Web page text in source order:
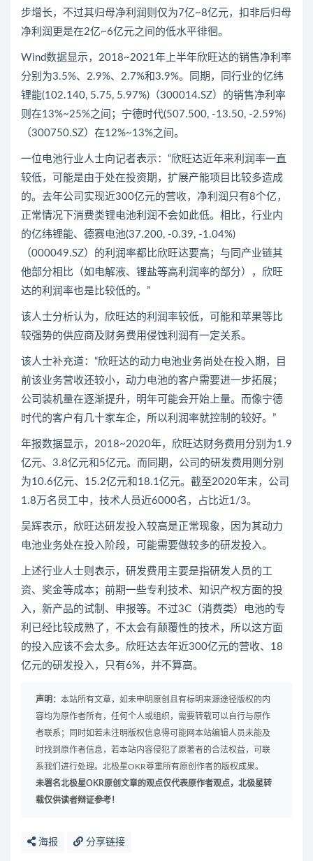
步增长，不过其归母净利润则仅为7亿~8亿元，扣非后归母
净利润更是在2亿~6亿元之间的低水平徘徊。
Wind数据显示，2018~2021年上半年欣旺达的销售净利率
分别为3.5%、2.9%、2.7%和3.9%。同期，同行业的亿纬
锂能(102.140, 5.75, 5.97%)（300014.SZ）的销售净利率
则在13%~25%之间；宁德时代(507.500, -13.50, -2.59%)
（300750.SZ）在12%~13%之间。
一位电池行业人士向记者表示：“欣旺达近年来利润率一直
较低，可能是由于处在投资期，扩展产能项目比较多造成
的。去年公司实现近300亿元的营收，净利润只有8个亿，
正常情况下消费类锂电池利润不会如此低。相比，行业内
的亿纬锂能、德赛电池(37.200, -0.39, -1.04%)
（000049.SZ）的利润率都比欣旺达要高；与同产业链其
他部分相比（如电解液、锂盐等高利润率的部分），欣旺
达的利润率也是比较低的。”
该人士分析认为，欣旺达的利润率较低，可能和苹果等比
较强势的供应商及财务费用侵蚀利润有一定关系。
该人士补充道：“欣旺达的动力电池业务尚处在投入期，目
前该业务营收还较小，动力电池的客户需要进一步拓展；
公司装机量在逐渐提升，明年可能会开始上量。而像宁德
时代的客户有几十家车企，所以利润率就控制的较好。”
年报数据显示，2018~2020年，欣旺达财务费用分别为1.9
亿元、3.8亿元和5亿元。而同期，公司的研发费用则分别
为10.6亿元、15.2亿元和18.1亿元。截至2020年末，公司
1.8万名员工中，技术人员近6000名，占比近1/3。
吴辉表示，欣旺达研发投入较高是正常现象，因为其动力
电池业务处在投入阶段，可能需要做较多的研发投入。
上述行业人士则表示，研发费用主要是指研发人员的工
资、奖金等成本；前期一些专利技术、知识产权方面的投
入，新产品的试制、申报等。不过3C（消费类）电池的专
利已经比较成熟了，不太会有颠覆性的技术，所以这方面
的投入应该不会太多。欣旺达去年近300亿元的营收、18
亿元的研发投入，只有6%，并不算高。
声明： 本站所有文章，如未申明原创且有标明来源途径版权的内
容均为原作者所有，任何个人或组织，需要转载可以自行与原作
者联系；同时如若未注明版权信息得可能网本站编辑人员未能及
时找到原作者信息，若本站内容侵犯了原著者的合法权益，可联
系我们进行处理。北极星OKR尊重所有原创作者的版权成果。
未署名北极星OKR原创文章的观点仅代表原作者观点，北极星转
载仅供读者辩证参考！
海报 分享链接